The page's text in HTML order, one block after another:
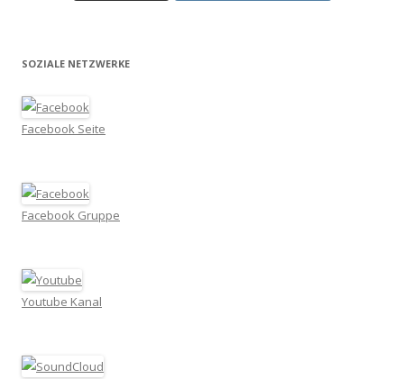
SOZIALE NETZWERKE
Facebook Seite
Facebook Gruppe
Youtube Kanal